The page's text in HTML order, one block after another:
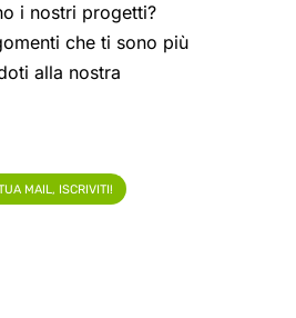
i nostri progetti?
che ti sono più
alla nostra
MAIL, ISCRIVITI!